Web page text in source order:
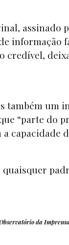
assinado
informação
credível,
também um
“parte do
a capacidade
quaisquer
da